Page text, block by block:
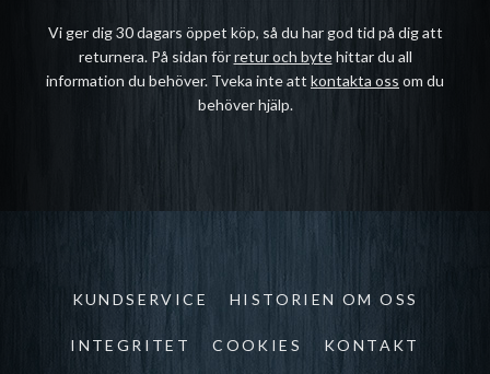
Vi ger dig 30 dagars öppet köp, så du har god tid på dig att
returnera. På sidan förretur och bytehittar du all
information du behöver. Tveka inte att kontakta oss om du
behöver hjälp.
KUNDSERVICE HISTORIEN OM OSS
INTEGRITET COOKIES KONTAKT